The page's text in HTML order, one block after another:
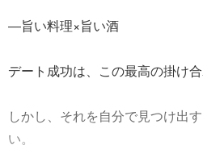
―旨い料理×旨い酒
デート成功は、この最高の掛け合
しかし、それを自分で見つけ出
い。